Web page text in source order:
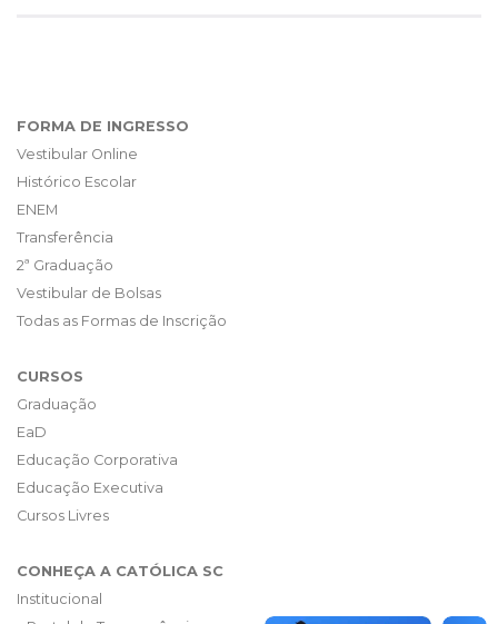
FORMA DE INGRESSO
Vestibular Online
Histórico Escolar
ENEM
Transferência
2ª Graduação
Vestibular de Bolsas
Todas as Formas de Inscrição
CURSOS
Graduação
EaD
Educação Corporativa
Educação Executiva
Cursos Livres
CONHEÇA A CATÓLICA SC
Institucional